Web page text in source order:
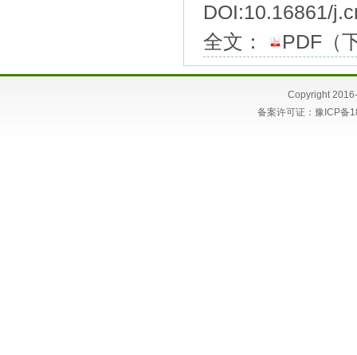
DOI:10.16861/
全文：
PDF （
Copyright
备案许可证： 豫ICP备